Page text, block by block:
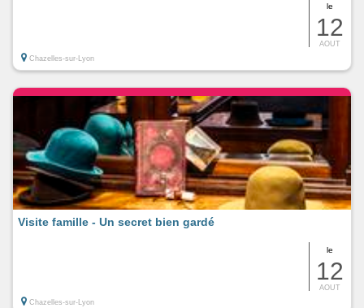
le
12
AOUT
Chazelles-sur-Lyon
le
12
AOUT
Visite famille - Un secret bien gardé
Chazelles-sur-Lyon